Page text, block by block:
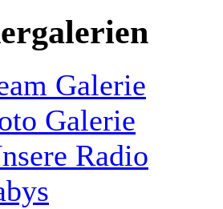
Galerie
Galerie
Radio